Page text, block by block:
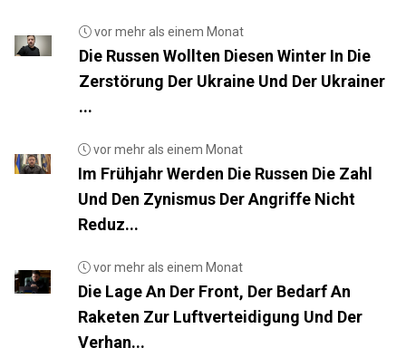
vor mehr als einem Monat
Die Russen Wollten Diesen Winter In Die
Zerstörung Der Ukraine Und Der Ukrainer
...
vor mehr als einem Monat
Im Frühjahr Werden Die Russen Die Zahl
Und Den Zynismus Der Angriffe Nicht
Reduz...
vor mehr als einem Monat
Die Lage An Der Front, Der Bedarf An
Raketen Zur Luftverteidigung Und Der
Verhan...